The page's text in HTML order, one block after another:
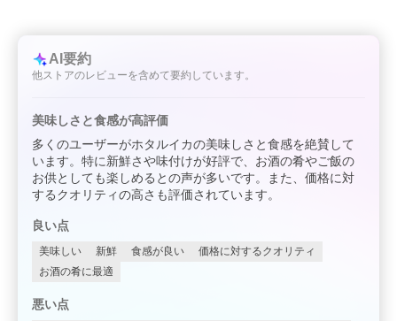
AI要約
他ストアのレビューを含めて要約しています。
美味しさと食感が高評価
多くのユーザーがホタルイカの美味しさと食感を絶賛して
います。特に新鮮さや味付けが好評で、お酒の肴やご飯の
お供としても楽しめるとの声が多いです。また、価格に対
するクオリティの高さも評価されています。
良い点
美味しい 新鮮 食感が良い
価格に対するクオリティ
お酒の肴に最適
悪い点